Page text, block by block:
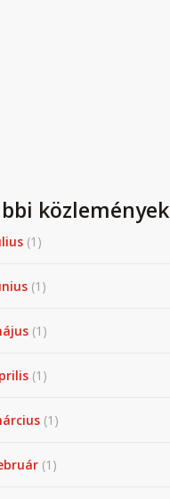
közlemények
(1)
(1)
(1)
(1)
(1)
(1)